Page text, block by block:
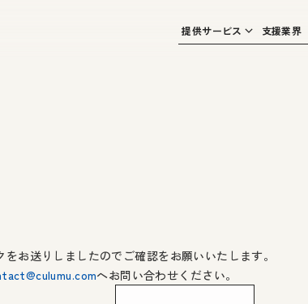
提供サービス 支援業界
お送りしましたのでご確認をお願いいたします。
へお問い合わせください。